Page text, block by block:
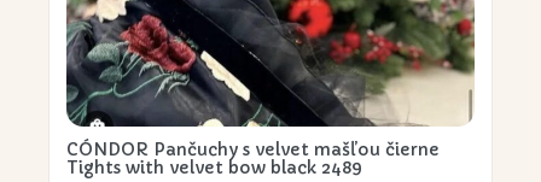
CÓNDOR Pančuchy s velvet mašľou čierne
Tights with velvet bow black 2489